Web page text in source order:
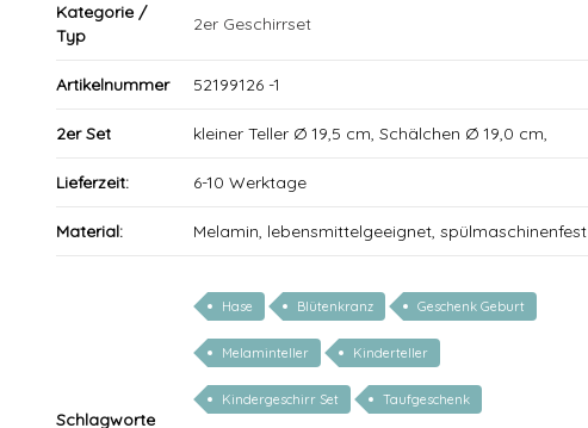
Kategorie /
Typ
2er Geschirrset
Artikelnummer 52199126 -1
2er Set kleiner Teller Ø 19,5 cm, Schälchen Ø 19,0 cm,
Lieferzeit: 6-10 Werktage
Material: Melamin, lebensmittelgeeignet, spülmaschinenfest
Schlagworte
Hase Blütenkranz Geschenk Geburt
Melaminteller Kinderteller
Kindergeschirr Set Taufgeschenk